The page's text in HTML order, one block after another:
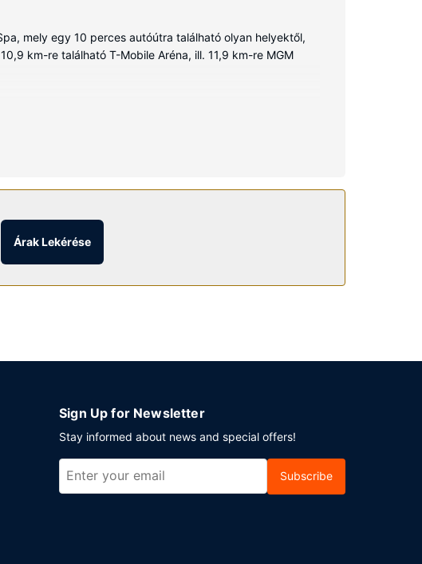
mely egy 10 perces autóútra található olyan helyektől,
km-re található T-Mobile Aréna, ill. 11,9 km-re MGM
is található. A szobákban található televíziókon nézhető
medence és a(z) pezsgőfürdő, vagy ha úgy tartja
a következők: concierge szolgálat, játékterem és
pihenj a szobádban, mert van kényelmesebb megoldás is:
reptéri transzfer (menetrend szerint) ingyenesen
Árak Lekérése
Sign Up for Newsletter
Stay informed about news and special offers!
Subscribe